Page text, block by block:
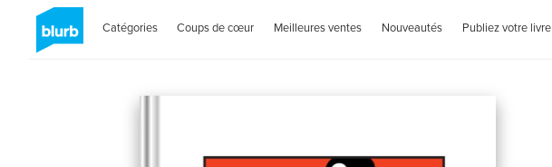
Catégories Coups de cœur Meilleures ventes Nouveautés Publiez votre livre